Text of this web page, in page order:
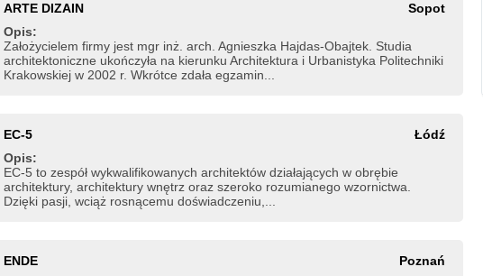
ARTE DIZAIN
Sopot
Opis:
Założycielem firmy jest mgr inż. arch. Agnieszka Hajdas-Obajtek. Studia
architektoniczne ukończyła na kierunku Architektura i Urbanistyka Politechniki
Krakowskiej w 2002 r. Wkrótce zdała egzamin...
EC-5
Łódź
Opis:
EC-5 to zespół wykwalifikowanych architektów działających w obrębie
architektury, architektury wnętrz oraz szeroko rozumianego wzornictwa.
Dzięki pasji, wciąż rosnącemu doświadczeniu,...
ENDE
Poznań